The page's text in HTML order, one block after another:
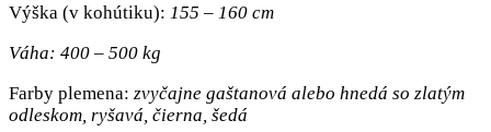
Výška (v kohútiku): 155 – 160 cm
Váha: 400 – 500 kg
Farby plemena: zvyčajne gaštanová alebo hnedá so zlatým
odleskom, ryšavá, čierna, šedá